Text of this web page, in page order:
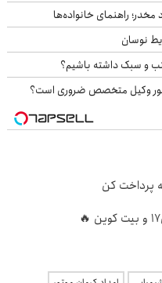
نوسان
و سبک داشته باشیم؟
حضور وکیل متخصص ضروری است؟